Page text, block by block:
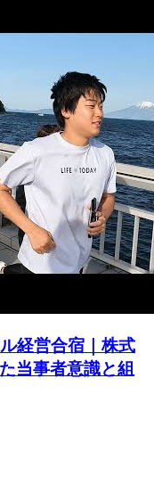
経営合宿｜株式
当事者意識と組